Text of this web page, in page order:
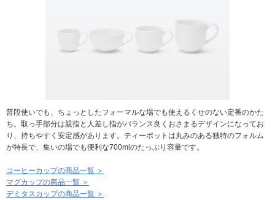
普段使いでも、ちょっとしたフォーマルな場でも使えるくせのない定番のかた
ち。取っ手部分は親指と人差し指がバランス良くおさまるデザインになってお
り、持ちやすく安定感があります。ティーポットは丸みのある独特のフォルム
が特長で、集いの場でも便利な700mlのたっぷり容量です。
コーヒーカップの商品一覧 ＞
マグカップの商品一覧 ＞
デミタスカップの商品一覧 ＞